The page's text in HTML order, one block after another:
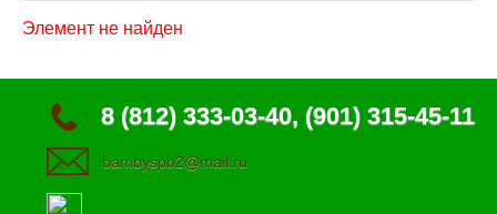
Элемент не найден
8 (812) 333-03-40, (901) 315-45-11
bambyspb2@mail.ru